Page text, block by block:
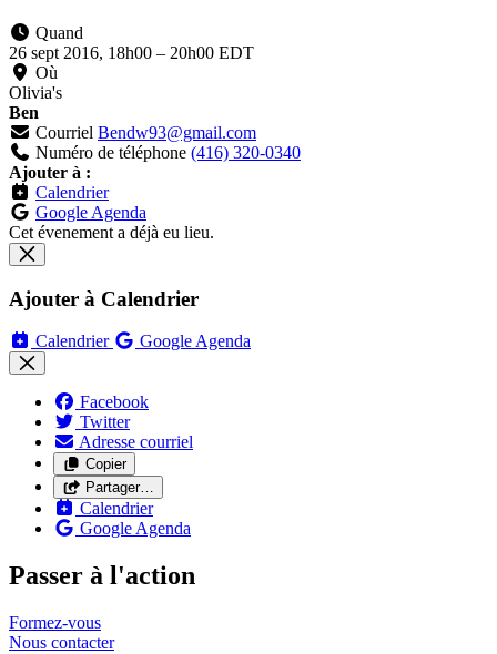
Quand
26 sept 2016, 18h00 – 20h00 EDT
Où
Olivia's
Ben
Courriel Bendw93@gmail.com
Numéro de téléphone (416) 320-0340
Ajouter à :
Calendrier
Google Agenda
Cet évenement a déjà eu lieu.
Ajouter à Calendrier
Calendrier Google Agenda
Facebook
Twitter
Adresse courriel
Copier
Partager…
Calendrier
Google Agenda
Passer à l'action
Formez-vous
Nous contacter